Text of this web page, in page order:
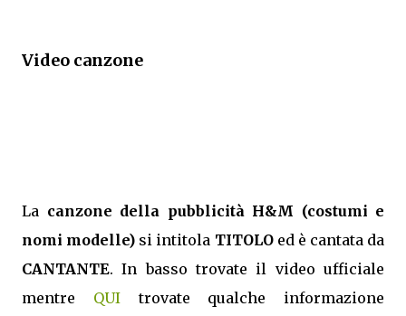
Video canzone
La canzone della pubblicità H&M (costumi e
nomi modelle) si intitola TITOLOed è cantata da
CANTANTE. In basso trovate il video ufficiale
mentre QUItrovate qualche informazione